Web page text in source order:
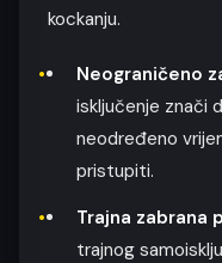
kockanju.
Neograničeno
isključenje znači
neodređeno
pristupiti.
Trajna zabrana
trajnog